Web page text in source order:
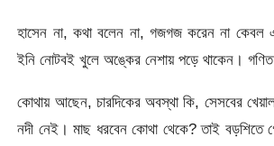
হাসেন না, কথা বলেন না, গজগজ করেন না
ইনি নোটবই খুলে অঙ্কের নেশায় পড়ে থাকেন। গণিত
কোথায় আছেন, চারদিকের অবস্থা কি, সেসবের
নদী নেই। মাছ ধরবেন কোথা থেকে? তাই বড়শিতে